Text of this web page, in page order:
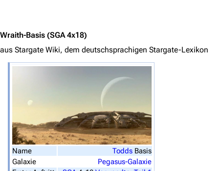
Stargate-Romane
Das Stargate-Universum
Themenportal
Personen
Völker
Wraith-Basis (SGA 4x18)
aus Stargate Wiki, dem deutschsprachigen Stargate-Lexikon
Name Todds Basis
Galaxie
Pegasus-Galaxie